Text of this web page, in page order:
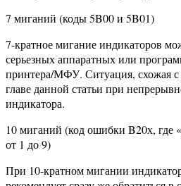
7 миганий (коды 5B00 и 5B01)
7-кратное мигание индикаторов
серьезных аппаратных или
принтера/МФУ. Ситуация, схожая с
главе данной статьи при
индикатора.
10 миганий (код ошибки B20х, где
от 1 до 9)
При 10-кратном мигании